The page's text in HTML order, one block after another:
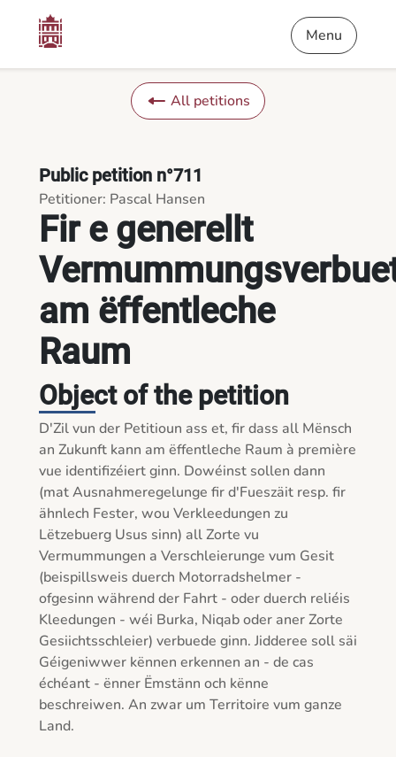
Fir e generellt Vermummungsverbuet am ëffentleche Raum
Menu
All petitions
Fir e generellt
am ëffentleche
Raum
Public petition n°711
Petitioner: Pascal Hansen
Object of the petition
D'Zil vun der Petitioun ass et, fir dass all Mënsch
an Zukunft kann am ëffentleche Raum à première
vue identifizéiert ginn. Dowéinst sollen dann
(mat Ausnahmeregelunge fir d'Fueszäit resp. fir
ähnlech Fester, wou Verkleedungen zu
Lëtzebuerg Usus sinn) all Zorte vu
Vermummungen a Verschleierunge vum Gesit
(beispillsweis duerch Motorradshelmer -
ofgesinn während der Fahrt - oder duerch reliéis
Kleedungen - wéi Burka, Niqab oder aner Zorte
Gesiichtsschleier) verbuede ginn. Jidderee soll säi
Géigeniwwer kënnen erkennen an - de cas
échéant - ënner Ëmstänn och kënne
beschreiwen. An zwar um Territoire vum ganze
Land.